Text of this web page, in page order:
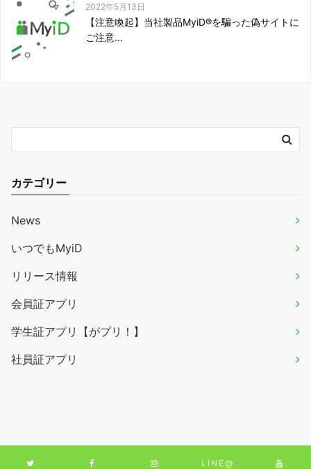
2022年5月13日
【注意喚起】当社製品MyiD®を騙った偽サイトに
ご注意...
カテゴリー
News
いつでもMyiD
リリース情報
会員証アプリ
学生証アプリ【がプリ！】
社員証アプリ
LINE@